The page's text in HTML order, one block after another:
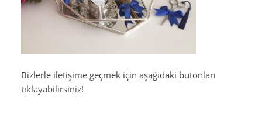
Bizlerle iletişime geçmek için aşağıdaki butonları
tıklayabilirsiniz!